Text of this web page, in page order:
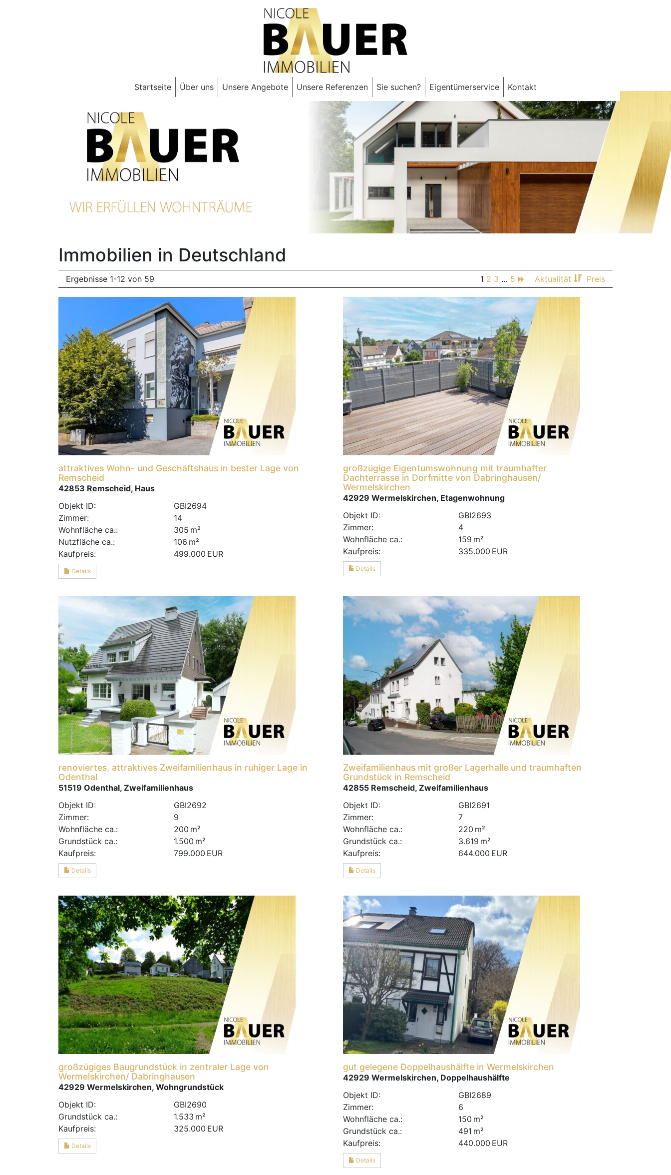
Startseite Über uns Unsere Angebote Unsere Referenzen Sie suchen? Eigentümerservice Kontakt
Immobilien in Deutschland
Ergebnisse 1-12 von 59 1 2 3 … 5 Aktualität Preis
attraktives Wohn- und Geschäftshaus in bester Lage von
Remscheid
42853 Remscheid, Haus
Objekt ID:
GBI2694
Zimmer:
14
Wohnfläche ca.:
305 m²
Nutzfläche ca.:
106 m²
Kaufpreis:
499.000 EUR
Details
großzügige Eigentumswohnung mit traumhafter
Dachterrasse in Dorfmitte von Dabringhausen/
Wermelskirchen
42929 Wermelskirchen, Etagenwohnung
Objekt ID:
GBI2693
Zimmer:
4
Wohnfläche ca.:
159 m²
Kaufpreis:
335.000 EUR
Details
renoviertes, attraktives Zweifamilienhaus in ruhiger Lage in
Odenthal
51519 Odenthal, Zweifamilienhaus
Objekt ID:
GBI2692
Zimmer:
9
Wohnfläche ca.:
200 m²
Grund­stück ca.:
1.500 m²
Kaufpreis:
799.000 EUR
Details
Zweifamilienhaus mit großer Lagerhalle und traumhaften
Grundstück in Remscheid
42855 Remscheid, Zweifamilienhaus
Objekt ID:
GBI2691
Zimmer:
7
Wohnfläche ca.:
220 m²
Grund­stück ca.:
3.619 m²
Kaufpreis:
644.000 EUR
Details
großzügiges Baugrundstück in zentraler Lage von
Wermelskirchen/ Dabringhausen
42929 Wermelskirchen, Wohngrundstück
Objekt ID:
GBI2690
Grund­stück ca.:
1.533 m²
Kaufpreis:
325.000 EUR
Details
gut gelegene Doppelhaushälfte in Wermelskirchen
42929 Wermelskirchen, Doppelhaushälfte
Objekt ID:
GBI2689
Zimmer:
6
Wohnfläche ca.:
150 m²
Grund­stück ca.:
491 m²
Kaufpreis:
440.000 EUR
Details